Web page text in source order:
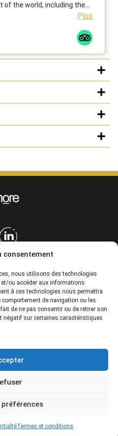
consentement
nous utilisons des technologies
ou accéder aux informations
à ces technologies nous permettra
de navigation ou les
de ne pas consentir ou de retirer son
négatif sur certaines caractéristiques
Termes et conditions
of the world, including the
City, Missouri, USA.Plus